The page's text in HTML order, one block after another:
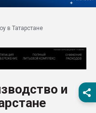
производство SPC
29.07.2026 ФРП помог
Помощь в подборе
ближайшее
Подмосковье, Москва
в Татарстане
и